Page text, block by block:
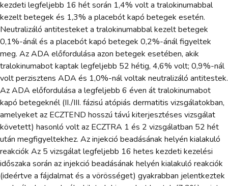
kezdeti legfeljebb 16 hét során 1,4% volt a tralokinumabbal
kezelt betegek és 1,3% a placebót kapó betegek esetén.
Neutralizáló antitesteket a tralokinumabbal kezelt betegek
0,1%-ánál és a placebót kapó betegek 0,2%-ánál figyeltek
meg. Az ADA előfordulása azon betegek esetében, akik
tralokinumabot kaptak legfeljebb 52 hétig, 4,6% volt; 0,9%-nál
volt perzisztens ADA és 1,0%-nál voltak neutralizáló antitestek.
Az ADA előfordulása a legfeljebb 6 éven át tralokinumabot
kapó betegeknél (II./III. fázisú atópiás dermatitis vizsgálatokban,
amelyeket az ECZTEND hosszú távú kiterjesztéses vizsgálat
követett) hasonló volt az ECZTRA 1 és 2 vizsgálatban 52 hét
után megfigyeltekhez. Az injekció beadásának helyén kialakuló
reakciók Az 5 vizsgálat legfeljebb 16 hetes kezdeti kezelési
időszaka során az injekció beadásának helyén kialakuló reakciók
(ideértve a fájdalmat és a vörösséget) gyakrabban jelentkeztek